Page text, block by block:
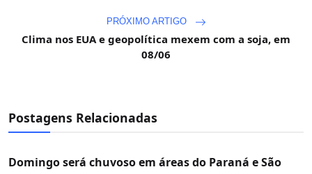
PRÓXIMO ARTIGO
Clima nos EUA e geopolítica mexem com a soja, em
08/06
Postagens Relacionadas
Domingo será chuvoso em áreas do Paraná e São